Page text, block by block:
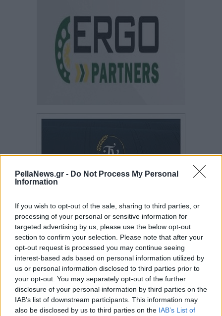
PellaNews.gr - Do Not Process My Personal
Information
If you wish to opt-out of the sale, sharing to third parties, or
processing of your personal or sensitive information for
targeted advertising by us, please use the below opt-out
section to confirm your selection. Please note that after your
opt-out request is processed you may continue seeing
interest-based ads based on personal information utilized by
us or personal information disclosed to third parties prior to
your opt-out. You may separately opt-out of the further
disclosure of your personal information by third parties on the
IAB’s list of downstream participants. This information may
also be disclosed by us to third parties on the IAB’s List of